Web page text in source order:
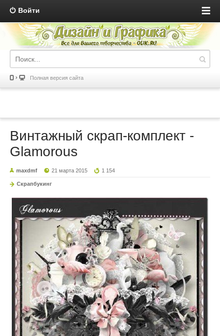
Войти
Полная версия сайта
Винтажный скрап-комплект -
Glamorous
maxdmf 21 марта 2015 1 154
Скрапбукинг